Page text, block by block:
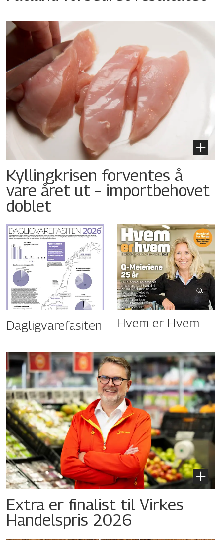
Kyllingkrisen forventes å
vare året ut – importbehovet
doblet
Dagligvarefasiten Hvem er Hvem
Extra er finalist til Virkes
Handelspris 2026